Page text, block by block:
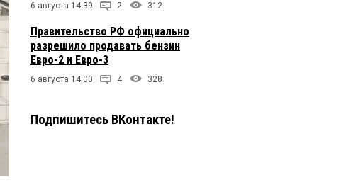
6 августа 14:39 2 312
Правительство РФ официально
разрешило продавать бензин
Евро-2 и Евро-3
6 августа 14:00 4 328
Подпишитесь ВКонтакте!